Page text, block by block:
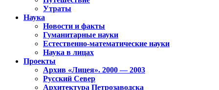
Утраты
Наука
Новости и факты
Гуманитарные науки
Естественно-математические науки
Наука в лицах
Проекты
Архив «Лицея». 2000 — 2003
Русский Север
Архитектура Петрозаводска